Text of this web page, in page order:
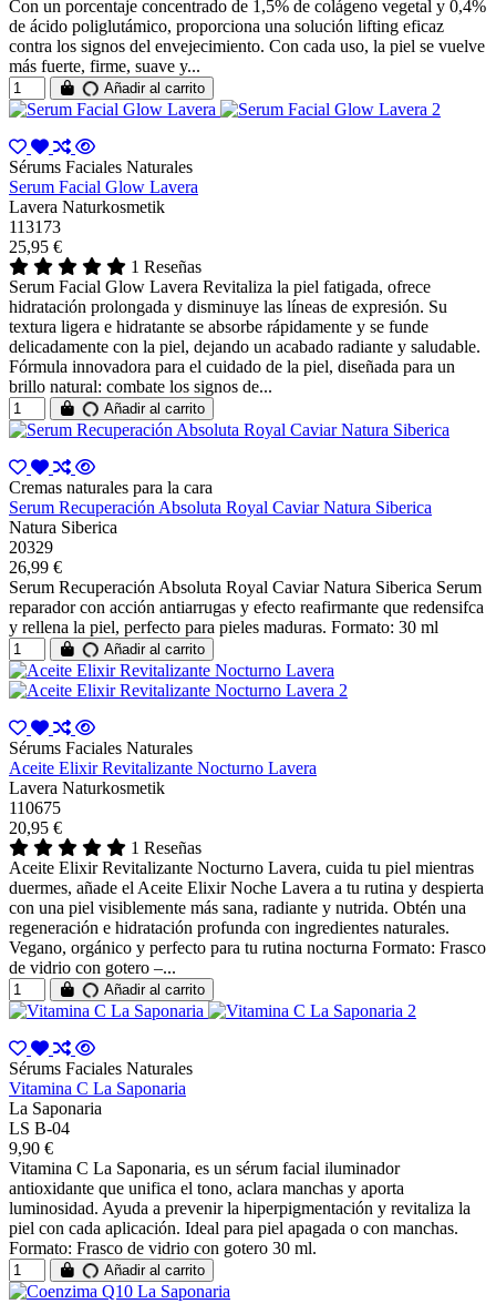
Con un porcentaje concentrado de 1,5% de colágeno vegetal y 0,4%
de ácido poliglutámico, proporciona una solución lifting eficaz
contra los signos del envejecimiento. Con cada uso, la piel se vuelve
más fuerte, firme, suave y...
Añadir al carrito
Sérums Faciales Naturales
Serum Facial Glow Lavera
Lavera Naturkosmetik
113173
25,95 €
1 Reseñas
Serum Facial Glow Lavera Revitaliza la piel fatigada, ofrece
hidratación prolongada y disminuye las líneas de expresión. Su
textura ligera e hidratante se absorbe rápidamente y se funde
delicadamente con la piel, dejando un acabado radiante y saludable.
Fórmula innovadora para el cuidado de la piel, diseñada para un
brillo natural: combate los signos de...
Añadir al carrito
Cremas naturales para la cara
Serum Recuperación Absoluta Royal Caviar Natura Siberica
Natura Siberica
20329
26,99 €
Serum Recuperación Absoluta Royal Caviar Natura Siberica Serum
reparador con acción antiarrugas y efecto reafirmante que redensifca
y rellena la piel, perfecto para pieles maduras. Formato: 30 ml
Añadir al carrito
Sérums Faciales Naturales
Aceite Elixir Revitalizante Nocturno Lavera
Lavera Naturkosmetik
110675
20,95 €
1 Reseñas
Aceite Elixir Revitalizante Nocturno Lavera, cuida tu piel mientras
duermes, añade el Aceite Elixir Noche Lavera a tu rutina y despierta
con una piel visiblemente más sana, radiante y nutrida. Obtén una
regeneración e hidratación profunda con ingredientes naturales.
Vegano, orgánico y perfecto para tu rutina nocturna Formato: Frasco
de vidrio con gotero –...
Añadir al carrito
Sérums Faciales Naturales
Vitamina C La Saponaria
La Saponaria
LS B-04
9,90 €
Vitamina C La Saponaria, es un sérum facial iluminador
antioxidante que unifica el tono, aclara manchas y aporta
luminosidad. Ayuda a prevenir la hiperpigmentación y revitaliza la
piel con cada aplicación. Ideal para piel apagada o con manchas.
Formato: Frasco de vidrio con gotero 30 ml.
Añadir al carrito